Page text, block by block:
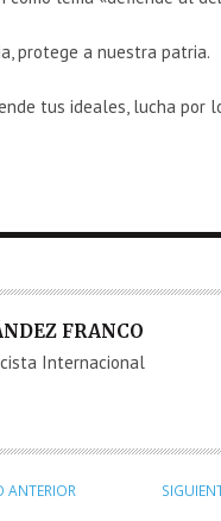
protege a nuestra patria.
tus ideales, lucha por
FRANCO
Internacional
ANTERIOR